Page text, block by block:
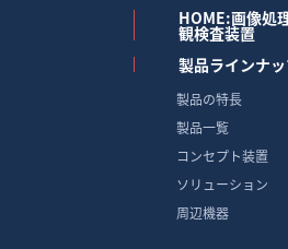
HOME:画像処
観検査装置
製品ラインナ
製品の特長
製品一覧
コンセプト装置
ソリューション
周辺機器